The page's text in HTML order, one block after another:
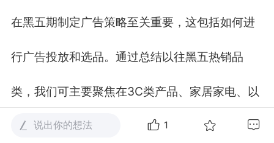
在黑五期制定广告策略至关重要，这包括如何进
行广告投放和选品。通过总结以往黑五热销品
类，我们可主要聚焦在3C类产品、家居家电、以
及服饰、礼品、饰品等热门类目，根据去年销售
说出你的想法 1